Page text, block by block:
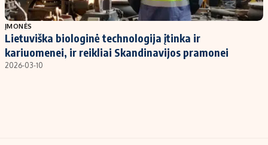
Populiarios temos
Investavimas
Akcijų rinka
Titulinis
Nedarbo išmokos skaičiuoklė
ĮMONĖS
Lietuviška biologinė technologija įtinka ir
kariuomenei, ir reikliai Skandinavijos pramonei
2026-03-10